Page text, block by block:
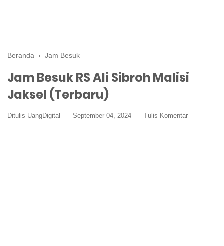
Beranda › Jam Besuk
Jam Besuk RS Ali Sibroh Malisi
Jaksel (Terbaru)
Ditulis UangDigital September 04, 2024 Tulis Komentar